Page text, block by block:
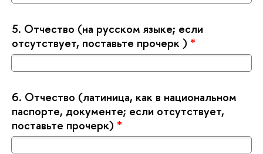
5. Отчество (на русском языке; если
отсутствует, поставьте прочерк ) *
6. Отчество (латиница, как в национальном
паспорте, документе; если отсутствует,
поставьте прочерк) *